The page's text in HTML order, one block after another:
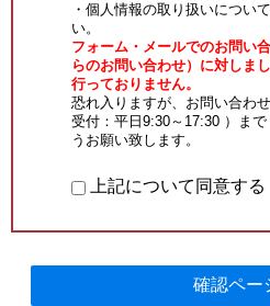
・個人情報の取り扱いについて
い。
フォーム・メールでのお問い
らのお問い合わせ）に対しま
行っておりません。
恐れ入りますが、お問い合わ
受付：平日9:30～17:30 ）ま
うお願い致します。
上記について同意する
確認ペー